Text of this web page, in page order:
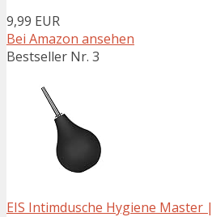
9,99 EUR
Bei Amazon ansehen
Bestseller Nr. 3
EIS Intimdusche Hygiene